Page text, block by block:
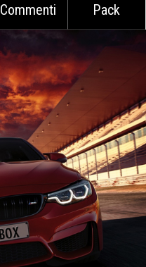
Commenti Pack